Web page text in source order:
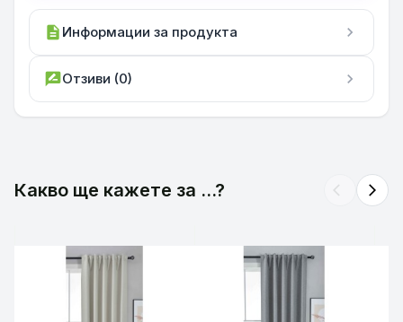
description Информации за продукта chevron_right
rate_reviewОтзиви (0) chevron_right
Какво ще кажете за ...? arrow_back_ios arrow_forward_ios